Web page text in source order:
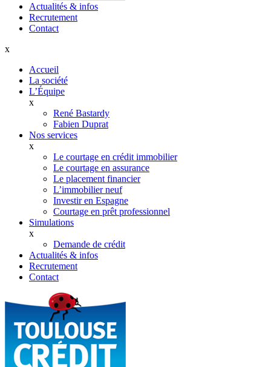
Actualités & infos
Recrutement
Contact
x
Accueil
La société
L’Équipe
x
René Bastardy
Fabien Duprat
Nos services
x
Le courtage en crédit immobilier
Le courtage en assurance
Le placement financier
L’immobilier neuf
Investir en Espagne
Courtage en prêt professionnel
Simulations
x
Demande de crédit
Actualités & infos
Recrutement
Contact